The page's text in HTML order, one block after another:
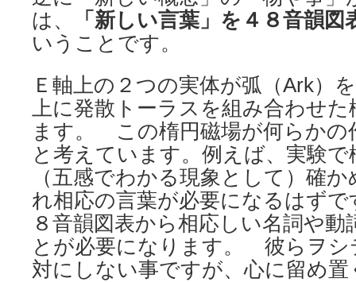
は、
「新しい言葉」を４８音韻
いうことです。
Ｅ軸上の２つの実体が弧（Ark）
上に発散トーラスを組み合わせ
ます。 この楕円磁場が何らかの
と考えています。例えば、実験
（五感でわかる現象として）確
れ相応の言葉が必要になるはず
８音韻図表から相応しい名詞や
とが必要になります。 彼らヲシ
対にしない事ですが、心に留め